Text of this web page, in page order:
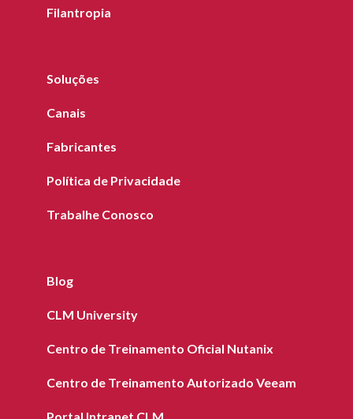
Filantropia
Soluções
Canais
Fabricantes
Política de Privacidade
Trabalhe Conosco
Blog
CLM University
Centro de Treinamento Oficial Nutanix
Centro de Treinamento Autorizado Veeam